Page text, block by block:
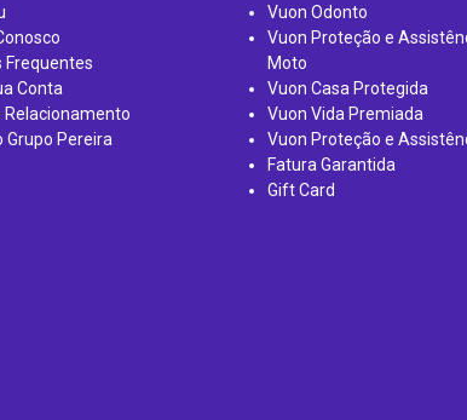
Frequentes
Conta
Relacionamento
Grupo Pereira
Vuon Odonto
Vuon Proteção e
Moto
Vuon Casa Protegida
Vuon Vida Premiada
Vuon Proteção e
Fatura Garantida
Gift Card